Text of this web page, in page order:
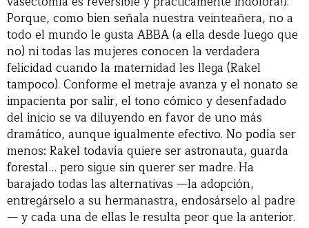
Porque, como bien señala nuestra veinteañera, no a
todo el mundo le gusta ABBA (a ella desde luego que
no) ni todas las mujeres conocen la verdadera
felicidad cuando la maternidad les llega (Rakel
tampoco). Conforme el metraje avanza y el nonato se
impacienta por salir, el tono cómico y desenfadado
del inicio se va diluyendo en favor de uno más
dramático, aunque igualmente efectivo. No podía ser
menos: Rakel todavía quiere ser astronauta, guarda
forestal… pero sigue sin querer ser madre. Ha
barajado todas las alternativas —la adopción,
entregárselo a su hermanastra, endosárselo al padre
— y cada una de ellas le resulta peor que la anterior.